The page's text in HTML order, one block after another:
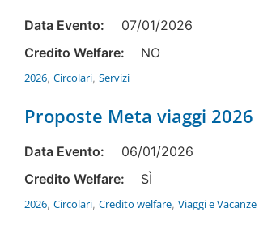
Data Evento:
07/01/2026
Credito Welfare:
NO
2026, Circolari, Servizi
Proposte Meta viaggi 2026
Data Evento:
06/01/2026
Credito Welfare:
SÌ
2026, Circolari, Credito welfare, Viaggi e Vacanze